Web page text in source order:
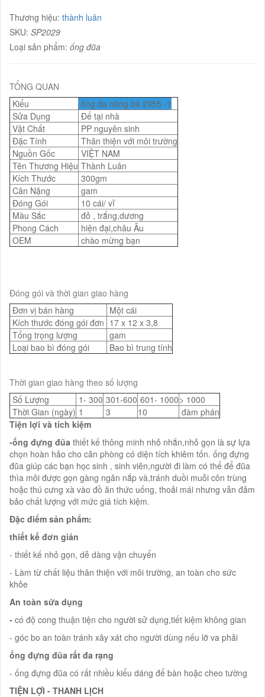
Thương hiệu: thành luân
SKU: SP2029
Loại sản phẩm: ống đũa
TỔNG QUAN
Kiểu
ống đa năng bé 2955 -1
Sửa Dụng
Để tại nhà
Vật Chất
PP nguyên sinh
Đặc Tính
Thân thiện với môi trường
Nguồn Gốc
VIỆT NAM
Tên Thương Hiệu Thành Luân
Kích Thước
300gm
Cân Nặng
gam
Đóng Gói
10 cái/ vỉ
Màu Sắc
đỏ , trắng,dương
Phong Cách
hiện đại,châu Âu
OEM
chào mừng bạn
Đóng gói và thời gian giao hàng
Đơn vị bán hàng
Một cái
Kích thước đóng gói đơn 17 x 12 x 3,8
Tổng trọng lượng
gam
Loại bao bì đóng gói
Bao bì trung tính
Thời gian giao hàng theo số lượng
Số Lượng
1- 300 301-600 601- 1000> 1000
Thời Gian (ngày) 1 3 10
đàm phán
Tiện lợi và tích kiệm
-ống đựng đũa thiết kế thông minh nhỏ nhắn,nhỏ gọn là sự lựa
chọn hoàn hảo cho căn phòng có diện tích khiêm tốn. ống đựng
đũa giúp các bạn học sinh , sinh viên,người đi làm có thể để đũa
thìa môi được gọn gàng ngăn nắp và,tránh duồi muỗi côn trùng
hoặc thú cưng xà vào đồ ăn thức uống, thoải mái nhưng vẫn đảm
bảo chất lượng với mức giá tích kiệm.
Đặc điểm sản phẩm:
thiết kế đơn giản
- thiết kế nhỏ gọn, dễ dàng vận chuyển
- Làm từ chất liệu thân thiện với môi trường, an toàn cho sức
khỏe
An toàn sửa dụng
- có độ cong thuận tiện cho người sử dụng,tiết kiệm không gian
- góc bo an toàn tránh xây xát cho người dùng nếu lỡ va phải
ống đựng đũa rất đa rạng
- ống đựng đũa có rất nhiều kiểu dáng để bàn hoặc cheo tường
TIỆN LỢI - THANH LỊCH